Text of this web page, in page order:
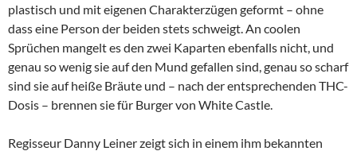
plastisch und mit eigenen Charakterzügen geformt – ohne
dass eine Person der beiden stets schweigt. An coolen
Sprüchen mangelt es den zwei Kaparten ebenfalls nicht, und
genau so wenig sie auf den Mund gefallen sind, genau so scharf
sind sie auf heiße Bräute und – nach der entsprechenden THC-
Dosis – brennen sie für Burger von White Castle.
Regisseur Danny Leiner zeigt sich in einem ihm bekannten